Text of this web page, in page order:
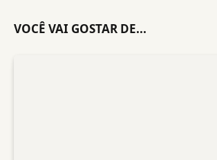
VOCÊ VAI GOSTAR DE...